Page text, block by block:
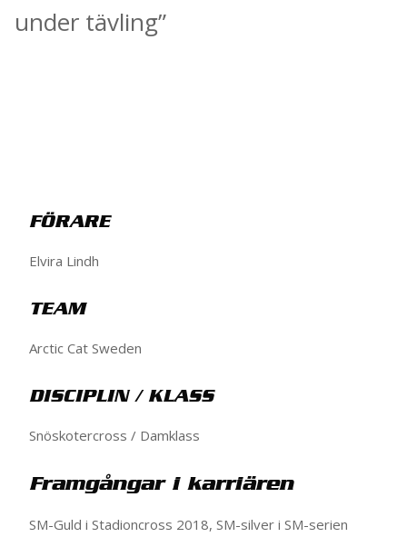
under tävling”
FÖRARE
Elvira Lindh
TEAM
Arctic Cat Sweden
DISCIPLIN / KLASS
Snöskotercross / Damklass
Framgångar i karriären
SM-Guld i Stadioncross 2018, SM-silver i SM-serien